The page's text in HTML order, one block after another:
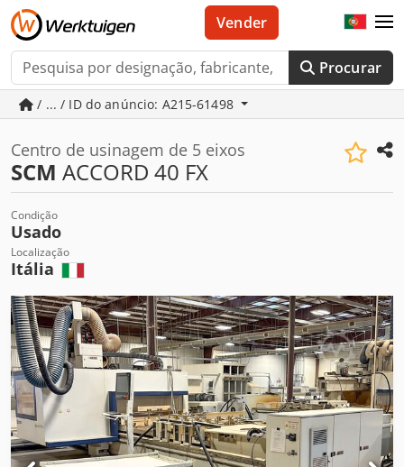
Procurar
Vender
/ ... / ID do anúncio: A215-61498
Centro de usinagem de 5 eixos
SCM ACCORD 40 FX
Condição
Usado
Localização
Itália